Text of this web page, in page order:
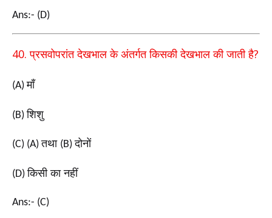
Ans:- (D)
40.प्रसवोपरांत देखभाल के अंतर्गत किसकी देखभाल की जाती है?
(A)माँ
(B)शिशु
(C) (A)तथा (B)दोनों
(D)किसी का नहीं
Ans:- (C)